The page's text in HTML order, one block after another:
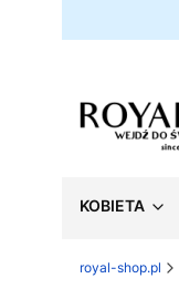
KOBIETA
royal-shop.pl